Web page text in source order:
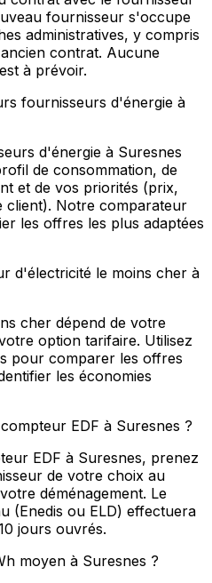
fournisseur s'occupe
administratives, y compris
contrat. Aucune
à prévoir.
fournisseurs d'énergie à
d'énergie à Suresnes
de consommation, de
et de vos priorités (prix,
client). Notre comparateur
les offres les plus adaptées
d'électricité le moins cher à
cher dépend de votre
option tarifaire. Utilisez
pour comparer les offres
les économies
EDF à Suresnes ?
EDF à Suresnes, prenez
de votre choix au
déménagement. Le
(Enedis ou ELD) effectuera
jours ouvrés.
moyen à Suresnes ?